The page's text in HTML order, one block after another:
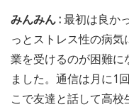
みんみん :最初は良か
っとストレス性の病
業を受けるのが困難に
ました。通信は月に1
こで友達と話して高校